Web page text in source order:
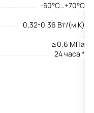
-50°С…+70°С
0,32-0,36 Вт/(м·К)
≥0,6 МПа
24 часа *